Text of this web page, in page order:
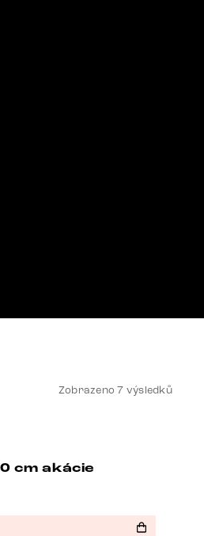
Zobrazeno 7 výsledků
cm akácie